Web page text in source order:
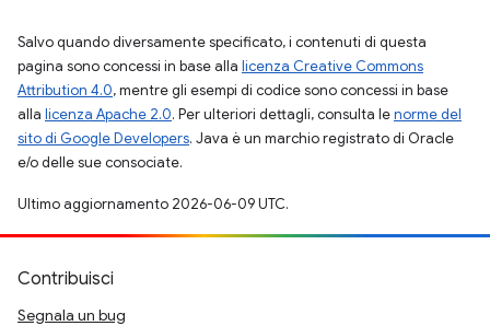
Salvo quando diversamente specificato, i contenuti di questa
pagina sono concessi in base alla licenza Creative Commons
Attribution 4.0, mentre gli esempi di codice sono concessi in base
alla licenza Apache 2.0. Per ulteriori dettagli, consulta lenorme del
sito di Google Developers. Java è un marchio registrato di Oracle
e/o delle sue consociate.
Ultimo aggiornamento 2026-06-09 UTC.
Contribuisci
Segnala un bug